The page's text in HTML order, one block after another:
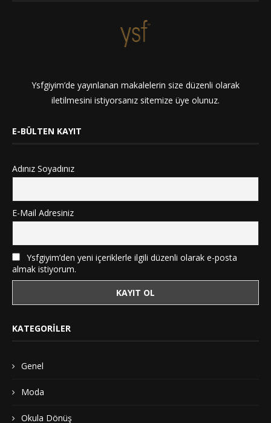
Ysfgiyim’de yayınlanan makalelerin size düzenli olarak
iletilmesini istiyorsanız sitemize üye olunuz.
E-BÜLTEN KAYIT
Adınız Soyadınız
E-Mail Adresiniz
Ysfgiyim’den yeni içeriklerle ilgili düzenli olarak e-posta
almak istiyorum.
KATEGORILER
Genel
Moda
Okula Dönüş